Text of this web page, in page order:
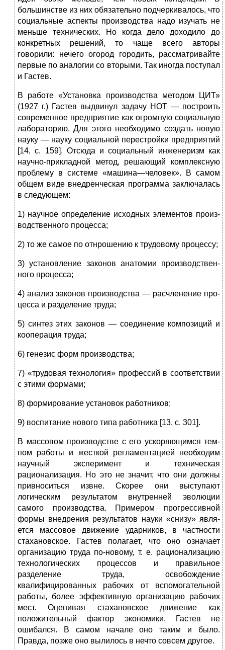
большинстве из них обязатель­но подчеркивалось, что
социальные аспекты производ­ства надо изучать не
меньше технических. Но когда дело доходило до
конкретных решений, то чаще всего авто­ры
говорили: нечего огород городить, рассматривайте
первые по аналогии со вторыми. Так иногда поступал
и Гастев.
В работе «Установка производства методом ЦИТ»
(1927 г.) Гастев выдвинул задачу НОТ — построить
со­временное предприятие как огромную социальную
лабо­раторию. Для этого необходимо создать новую
науку — науку социальной перестройки предприятий
[14, с. 159]. Отсюда и социальный инженеризм как
научно-приклад­ной метод, решающий комплексную
проблему в систе­ме «машина—человек». В самом
общем виде внедрен­ческая программа заключалась
в следующем:
1) научное определение исходных элементов произ­
водственного процесса;
2) то же самое по отнрошению к трудовому процессу;
3) установление законов анатомии производствен­
ного процесса;
4) анализ законов производства — расчленение про­
цесса и разделение труда;
5) синтез этих законов — соединение композиций и
кооперация труда;
6) генезис форм производства;
7) «трудовая технология» профессий в соответствии
с этими формами;
8) формирование установок работников;
9) воспитание нового типа работника [13, с. 301].
В массовом производстве с его ускоряющимся тем­
пом работы и жесткой регламентацией необходим
на­учный эксперимент и техническая
рационализация. Но это не значит, что они должны
привноситься извне. Ско­рее они выступают
логическим результатом внутренней эволюции
самого производства. Примером прогрессив­ной
формы внедрения результатов науки «снизу» явля­
ется массовое движение ударников, в частности
стаха­новское. Гастев полагает, что оно означает
организацию труда по-новому, т. е. рационализацию
технологических процессов и правильное
разделение труда, освобожде­ние
квалифицированных рабочих от вспомогательной
работы, более эффективную организацию рабочих
мест. Оценивая стахановское движение как
положительный фактор экономики, Гастев не
ошибался. В самом начале оно таким и было.
Правда, позже оно вылилось в нечто совсем другое.